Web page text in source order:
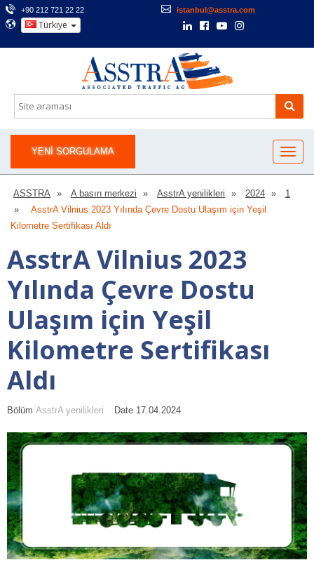
+90 212 721 22 22 istanbul@asstra.com
Türkiye
YENI SORGULAMA
ASSTRA A basın merkezi AsstrA yenilikleri 2024
1
AsstrA Vilnius 2023 Yılında Çevre Dostu Ulaşım için Yeşil
Kilometre Sertifikası Aldı
AsstrA Vilnius 2023
Yılında Çevre Dostu
Ulaşım için Yeşil
Kilometre Sertifikası
Aldı
Bölüm AsstrA yenilikleri Date 17.04.2024